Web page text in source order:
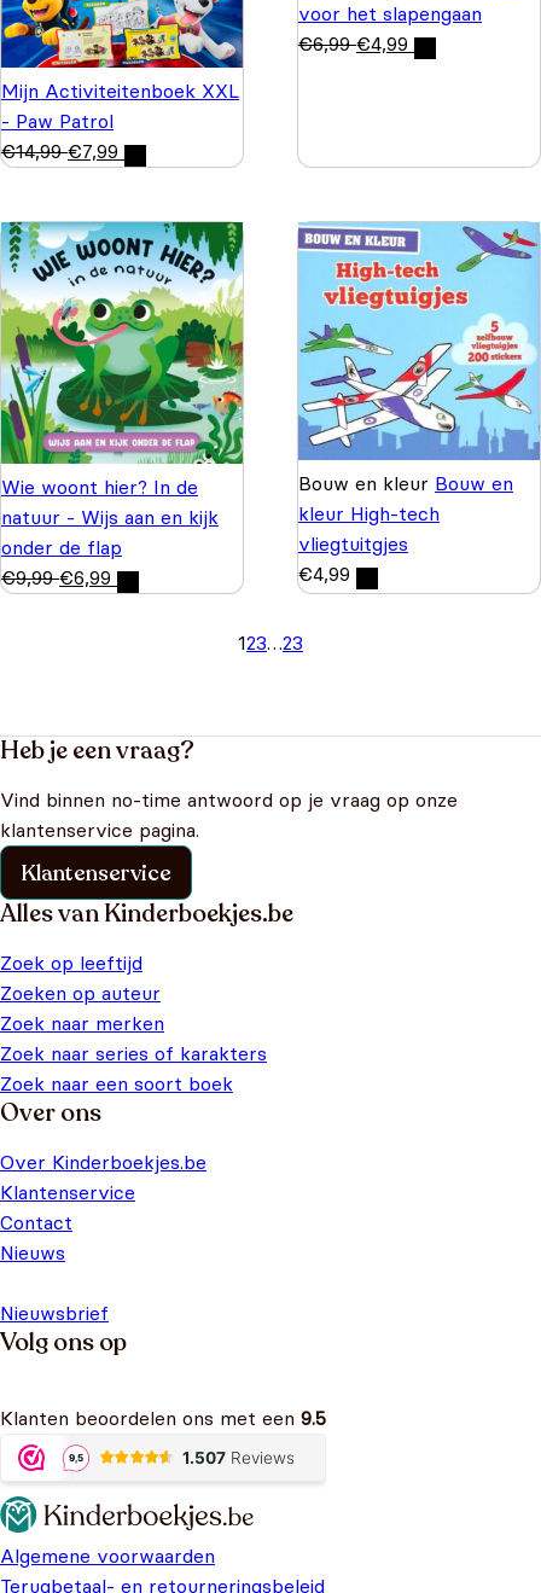
Mijn Activiteitenboek XXL
- Paw Patrol
€14,99 €7,99
voor het slapengaan
€6,99 €4,99
Wie woont hier? In de
natuur - Wijs aan en kijk
onder de flap
€9,99 €6,99
Bouw en kleur Bouw en
kleur High-tech
vliegtuitgjes
€4,99
123…23
Heb je een vraag?
Vind binnen no-time antwoord op je vraag op onze
klantenservice pagina.
Klantenservice
Alles van Kinderboekjes.be
Zoek op leeftijd
Zoeken op auteur
Zoek naar merken
Zoek naar series of karakters
Zoek naar een soort boek
Over ons
Over Kinderboekjes.be
Klantenservice
Contact
Nieuws
Nieuwsbrief
Volg ons op
Klanten beoordelen ons met een 9.5
Algemene voorwaarden
Terugbetaal- en retourneringsbeleid